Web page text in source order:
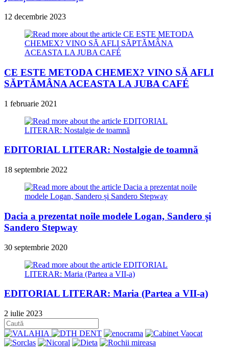
12 decembrie 2023
CE ESTE METODA CHEMEX? VINO SĂ AFLI
SĂPTĂMÂNA ACEASTA LA JUBA CAFÉ
1 februarie 2021
EDITORIAL LITERAR: Nostalgie de toamnă
18 septembrie 2022
Dacia a prezentat noile modele Logan, Sandero și
Sandero Stepway
30 septembrie 2020
EDITORIAL LITERAR: Maria (Partea a VII-a)
2 iulie 2023